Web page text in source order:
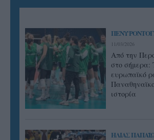
ΠΕΝΥ
11/03/2026
Από την
στο σήμερα:
ευρωπαϊκό
ιστορία
ΗΛΙΑΣ